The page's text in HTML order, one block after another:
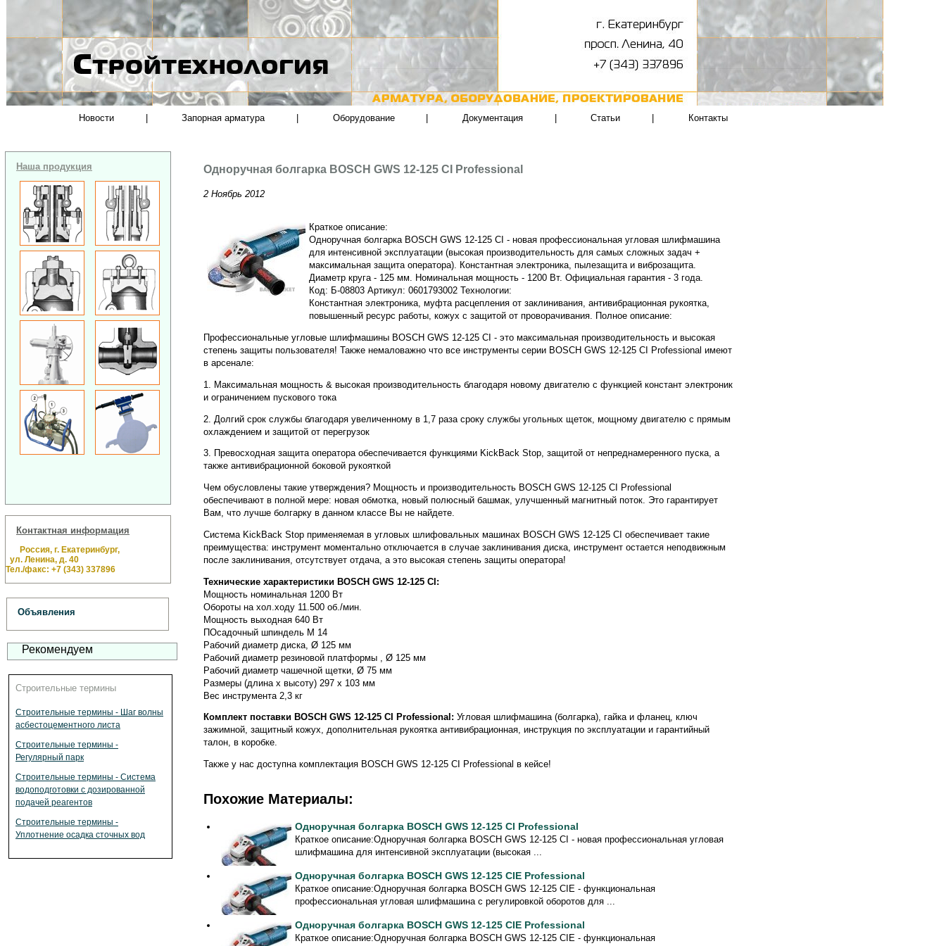
Новости Запорная арматура Оборудование Документация Статьи Контакты
Наша продукция
Контактная информация
Россия, г. Екатеринбург,
ул. Ленина, д. 40
Тел./факс: +7 (343) 337896
Объявления
Рекомендуем
Строительные термины
Строительные термины - Шаг волны
асбестоцементного листа
Строительные термины -
Регулярный парк
Строительные термины - Система
водоподготовки с дозированной
подачей реагентов
Строительные термины -
Уплотнение осадка сточных вод
Одноручная болгарка BOSCH GWS 12-125 CI Professional
2 Ноябрь 2012
Краткое описание:
Одноручная болгарка BOSCH GWS 12-125 CI - новая профессиональная угловая шлифмашина
для интенсивной эксплуатации (высокая производительность для самых сложных задач +
максимальная защита оператора). Константная электроника, пылезащита и виброзащита.
Диаметр круга - 125 мм. Номинальная мощность - 1200 Вт. Официальная гарантия - 3 года.
Код: Б-08803 Артикул: 0601793002 Технологии:
Константная электроника, муфта расцепления от заклинивания, антивибрационная рукоятка,
повышенный ресурс работы, кожух с защитой от проворачивания. Полное описание:
Профессиональные угловые шлифмашины BOSCH GWS 12-125 CI - это максимальная производительность и высокая
степень защиты пользователя! Также немаловажно что все инструменты серии BOSCH GWS 12-125 CI Professional имеют
в арсенале:
1. Максимальная мощность & высокая производительность благодаря новому двигателю с функцией констант электроник
и ограничением пускового тока
2. Долгий срок службы благодаря увеличенному в 1,7 раза сроку службы угольных щеток, мощному двигателю с прямым
охлаждением и защитой от перегрузок
3. Превосходная защита оператора обеспечивается функциями KickBack Stop, защитой от непреднамеренного пуска, а
также антивибрационной боковой рукояткой
Чем обусловлены такие утверждения? Мощность и производительность BOSCH GWS 12-125 CI Professional
обеспечивают в полной мере: новая обмотка, новый полюсный башмак, улучшенный магнитный поток. Это гарантирует
Вам, что лучше болгарку в данном классе Вы не найдете.
Система KickBack Stop применяемая в угловых шлифовальных машинах BOSCH GWS 12-125 CI обеспечивает такие
преимущества: инструмент моментально отключается в случае заклинивания диска, инструмент остается неподвижным
после заклинивания, отсутствует отдача, а это высокая степень защиты оператора!
Технические характеристики BOSCH GWS 12-125 CI:
Мощность номинальная 1200 Вт
Обороты на хол.ходу 11.500 об./мин.
Мощность выходная 640 Вт
ПОсадочный шпиндель M 14
Рабочий диаметр диска, Ø 125 мм
Рабочий диаметр резиновой платформы , Ø 125 мм
Рабочий диаметр чашечной щетки, Ø 75 мм
Размеры (длина х высоту) 297 х 103 мм
Вес инструмента 2,3 кг
Комплект поставки BOSCH GWS 12-125 CI Professional:Угловая шлифмашина (болгарка), гайка и фланец, ключ
зажимной, защитный кожух, дополнительная рукоятка антивибрационная, инструкция по эксплуатации и гарантийный
талон, в коробке.
Также у нас доступна комплектация BOSCH GWS 12-125 CI Professional в кейсе!
Похожие Материалы:
Одноручная болгарка BOSCH GWS 12-125 CI Professional
Краткое описание:Одноручная болгарка BOSCH GWS 12-125 CI - новая профессиональная угловая
шлифмашина для интенсивной эксплуатации (высокая ...
Одноручная болгарка BOSCH GWS 12-125 CIE Professional
Краткое описание:Одноручная болгарка BOSCH GWS 12-125 CIE - функциональная
профессиональная угловая шлифмашина с регулировкой оборотов для ...
Одноручная болгарка BOSCH GWS 12-125 CIE Professional
Краткое описание:Одноручная болгарка BOSCH GWS 12-125 CIE - функциональная